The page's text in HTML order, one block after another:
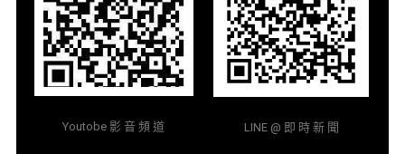
Youtobe 影 音 頻 道 LINE @ 即 時 新 聞